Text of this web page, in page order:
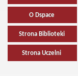
O Dspace
Strona Biblioteki
Strona Uczelni